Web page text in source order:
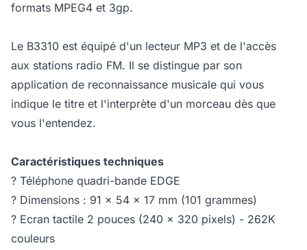
formats MPEG4 et 3gp.
Le B3310 est équipé d'un lecteur MP3 et de l'accès
aux stations radio FM. Il se distingue par son
application de reconnaissance musicale qui vous
indique le titre et l'interprète d'un morceau dès que
vous l'entendez.
Caractéristiques techniques
? Téléphone quadri-bande EDGE
? Dimensions : 91 x 54 x 17 mm (101 grammes)
? Ecran tactile 2 pouces (240 x 320 pixels) - 262K
couleurs